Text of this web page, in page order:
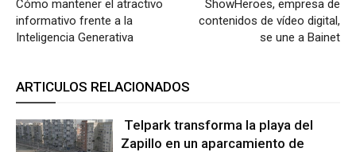
Cómo mantener el atractivo
informativo frente a la
Inteligencia Generativa
ShowHeroes, empresa de
contenidos de vídeo digital,
se une a Bainet
ARTICULOS RELACIONADOS
Telpark transforma la playa del
Zapillo en un aparcamiento de